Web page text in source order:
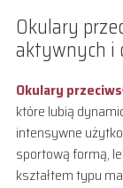
Okulary
aktywnych i
Okulary
które lubią
intensywne
sportową formą,
kształtem typu